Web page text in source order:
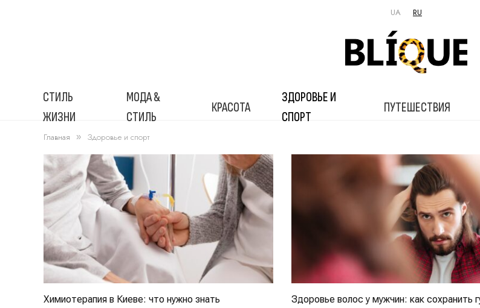
UA RU
СТИЛЬ
ЖИЗНИ
МОДА &
СТИЛЬ
КРАСОТА
ЗДОРОВЬЕ И
СПОРТ
ПУТЕШЕСТВИЯ
Главная » Здоровье и спорт
Химиотерапия в Киеве: что нужно знать Здоровье волос у мужчин: как сохранить